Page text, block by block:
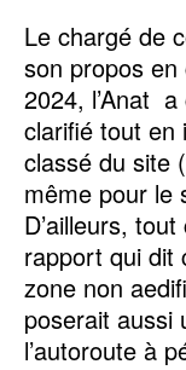
Le chargé de
son propos
2024, l’Anat a
clarifié tout en
classé du site
même pour le
D’ailleurs,
rapport qui dit
zone non
poserait aussi
l’autoroute à